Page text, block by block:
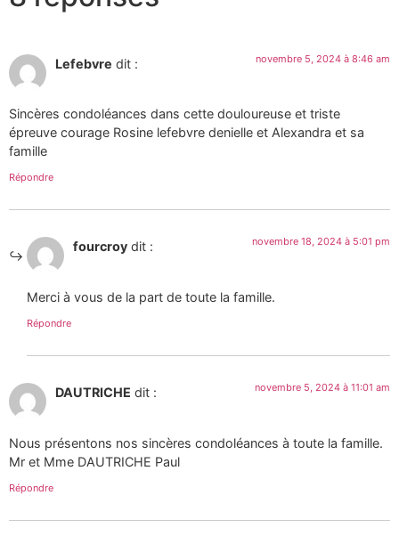
Lefebvre dit : novembre 5, 2024 à 8:46 am
Sincères condoléances dans cette douloureuse et triste
épreuve courage Rosine lefebvre denielle et Alexandra et sa
famille
Répondre
fourcroy dit : novembre 18, 2024 à 5:01 pm
Merci à vous de la part de toute la famille.
Répondre
DAUTRICHE dit : novembre 5, 2024 à 11:01 am
Nous présentons nos sincères condoléances à toute la famille.
Mr et Mme DAUTRICHE Paul
Répondre